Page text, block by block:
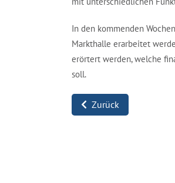
In den kommenden
Markthalle erarbeitet
erörtert werden, welche
soll.
Zurück